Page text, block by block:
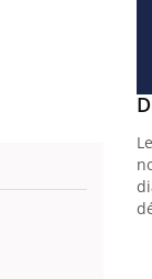
piscine,